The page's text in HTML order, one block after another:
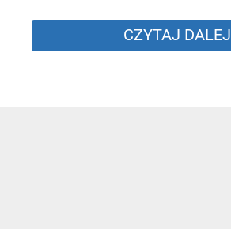
CZYTAJ DALEJ